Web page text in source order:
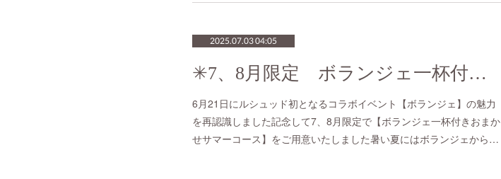
2025.07.03 04:05
✳︎7、8月限定 ボランジェ一杯付きおまかせサマーコース✳︎
6月21日にルシュッド初となるコラボイベント【ボランジェ】の魅力
を再認識しました記念して7、8月限定で【ボランジェ一杯付きおまか
せサマーコース】をご用意いたしました暑い夏にはボランジェから…